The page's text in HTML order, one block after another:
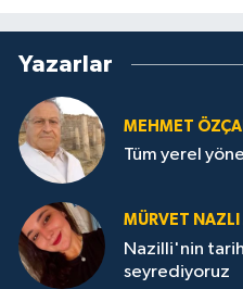
Yazarlar
MEHMET
Tüm yerel
MÜRVET NAZLI
Nazilli'nin
seyrediyoruz